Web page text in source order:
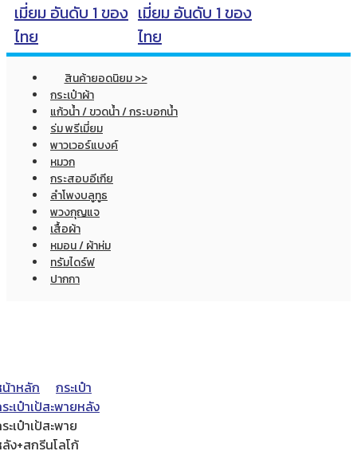
สินค้ายอดนิยม >>
กระเป๋าผ้า
แก้วน้ำ / ขวดน้ำ / กระบอกน้ำ
ร่ม พรีเมี่ยม
พาวเวอร์แบงค์
หมวก
กระสอบอีเกีย
ลำโพงบลูทูธ
พวงกุญแจ
เสื้อผ้า
หมอน / ผ้าห่ม
ทรัมไดร์ฟ
ปากกา
าหลัก
กระเป๋า
ะเป๋าเป้สะพายหลัง
ะเป๋าเป้สะพาย
ง+สกรีนโลโก้